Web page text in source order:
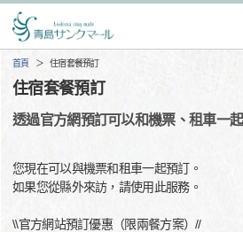
首頁 住宿套餐預訂
住宿套餐預訂
透過官方網預訂可以和機票、租車一
您現在可以與機票和租車一起預訂。
如果您從縣外來訪，請使用此服務。
\\官方網站預訂優惠（限兩餐方案）//